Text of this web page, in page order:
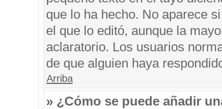
que lo ha hecho. No aparece
el que lo editó, aunque la
aclaratorio. Los usuarios
de que alguien haya
Arriba
» ¿Cómo se puede añadir